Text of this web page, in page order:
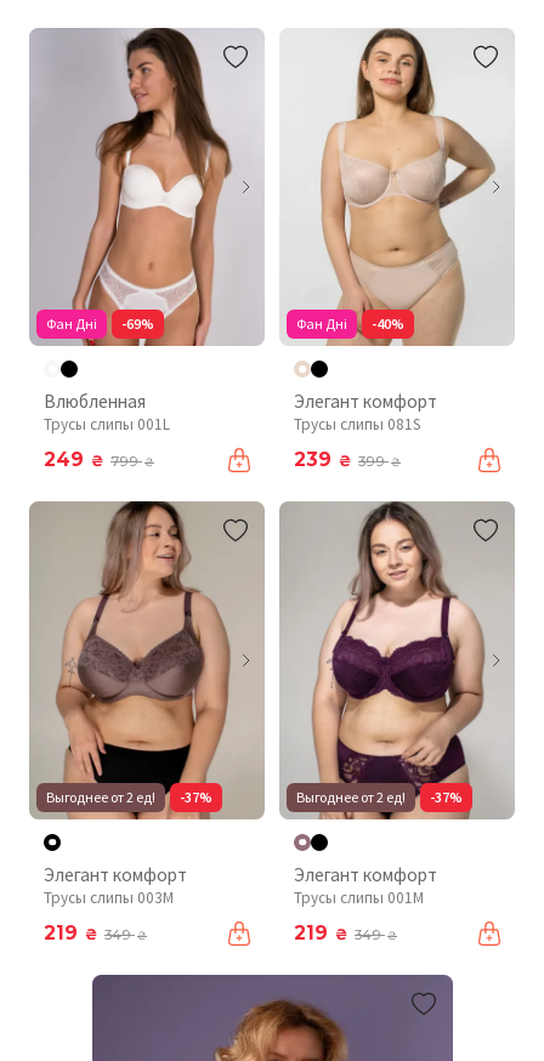
Фан Дні -69%
Влюбленная
Трусы слипы 001L
249 ₴ 799₴
Фан Дні -40%
Элегант комфорт
Трусы слипы 081S
239 ₴ 399₴
Выгоднее от 2 ед! -37%
Элегант комфорт
Трусы слипы 003М
219 ₴ 349₴
Выгоднее от 2 ед! -37%
Элегант комфорт
Трусы слипы 001М
219 ₴ 349₴